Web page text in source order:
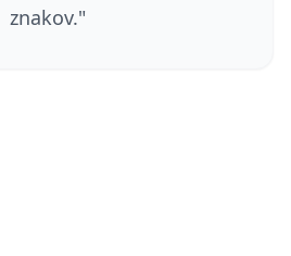
znakov."